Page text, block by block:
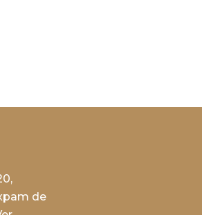
de